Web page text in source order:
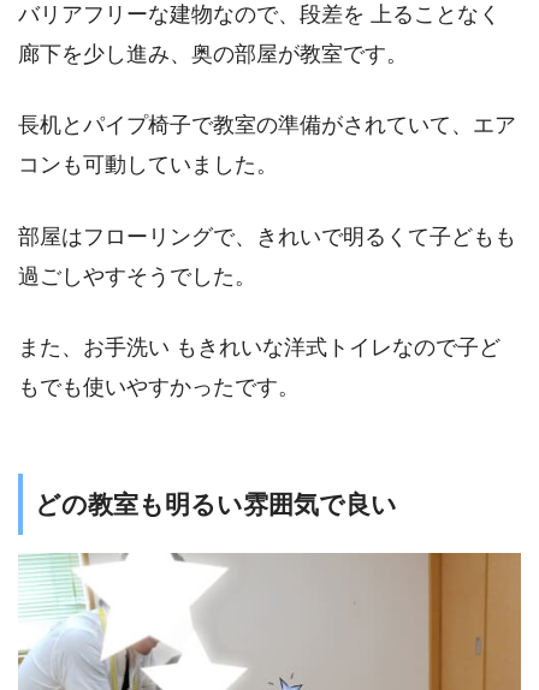
バリアフリーな建物なので、段差を 上ることなく
廊下を少し進み、奥の部屋が教室です。
長机とパイプ椅子で教室の準備がされていて、エア
コンも可動していました。
部屋はフローリングで、きれいで明るくて子どもも
過ごしやすそうでした。
また、お手洗い もきれいな洋式トイレなので子ど
もでも使いやすかったです。
どの教室も明るい雰囲気で良い